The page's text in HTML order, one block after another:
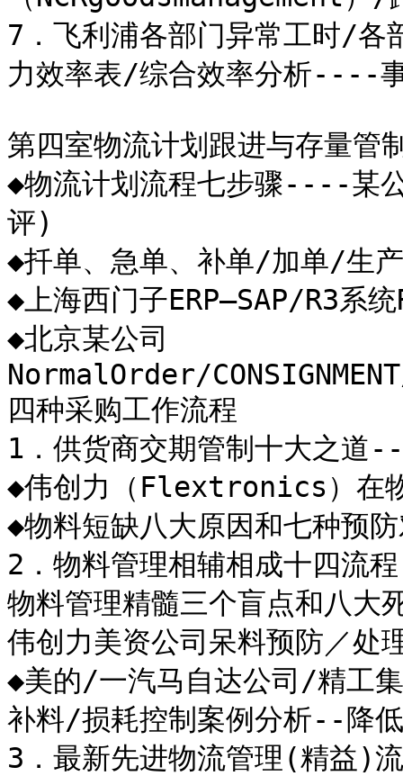
7．飞利浦各部门异常工时/
力效率表/综合效率分析----
第四室物流计划跟进与存量管
◆物流计划流程七步骤----某
评)
◆扦单、急单、补单/加单/生
◆上海西门子ERP—SAP/R3系
◆北京某公司
NormalOrder/
四种采购工作流程
1．供货商交期管制十大之
◆伟创力（Flextronics）在
◆物料短缺八大原因和七种预
2．物料管理相辅相成十四流
物料管理精髓三个盲点和八大
伟创力美资公司呆料预防／处
◆美的/一汽马自达公司/精工
补料/损耗控制案例分析--降
3．最新先进物流管理(精益)